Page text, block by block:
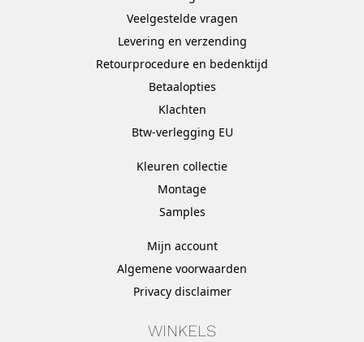
Veelgestelde vragen
Levering en verzending
Retourprocedure en bedenktijd
Betaalopties
Klachten
Btw-verlegging EU
Kleuren collectie
Montage
Samples
Mijn account
Algemene voorwaarden
Privacy disclaimer
WINKELS